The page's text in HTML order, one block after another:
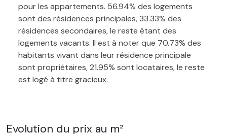
pour les appartements. 56.94% des logements
sont des résidences principales, 33.33% des
résidences secondaires, le reste étant des
logements vacants. Il est à noter que 70.73% des
habitants vivant dans leur résidence principale
sont propriétaires, 21.95% sont locataires, le reste
est logé à titre gracieux.
Evolution du prix au m²